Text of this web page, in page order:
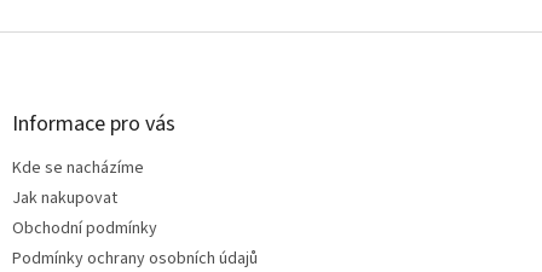
Z
Informace pro vás
Kde se nacházíme
Jak nakupovat
Obchodní podmínky
Podmínky ochrany osobních údajů